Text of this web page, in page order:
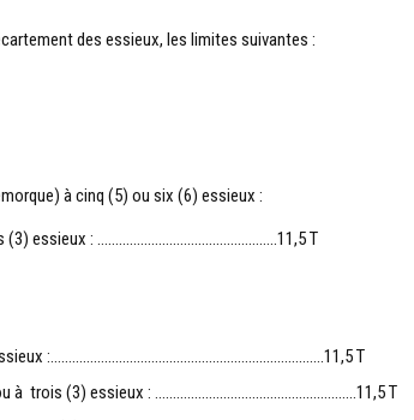
des essieux, les limites suivantes :
à cinq (5) ou six (6) essieux :
(3) essieux : …………………………………………..11,5 T
essieux :………………………………………………………………….11,5 T
à trois (3) essieux : ………………………………………………..11,5 T